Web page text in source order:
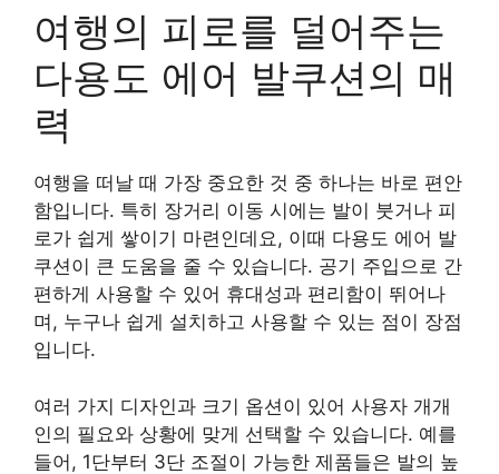
여행의 피로를 덜어주는
다용도 에어 발쿠션의 매
력
여행을 떠날 때 가장 중요한 것 중 하나는 바로 편안
함입니다. 특히 장거리 이동 시에는 발이 붓거나 피
로가 쉽게 쌓이기 마련인데요, 이때 다용도 에어 발
쿠션이 큰 도움을 줄 수 있습니다. 공기 주입으로 간
편하게 사용할 수 있어 휴대성과 편리함이 뛰어나
며, 누구나 쉽게 설치하고 사용할 수 있는 점이 장점
입니다.
여러 가지 디자인과 크기 옵션이 있어 사용자 개개
인의 필요와 상황에 맞게 선택할 수 있습니다. 예를
들어, 1단부터 3단 조절이 가능한 제품들은 발의 높